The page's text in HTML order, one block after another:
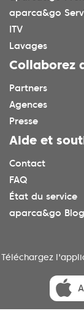
aparca&go
ITV
Lavages
Collaborez
Partners
Agences
Presse
Aide et
Contact
FAQ
État du service
aparca&go Blog
Téléchargez